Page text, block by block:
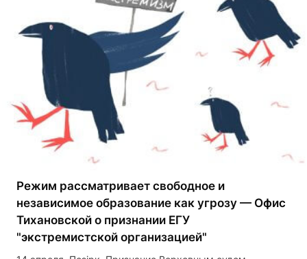
Режим рассматривает свободное и
независимое образование как угрозу — Офис
Тихановской о признании ЕГУ
"экстремистской организацией"